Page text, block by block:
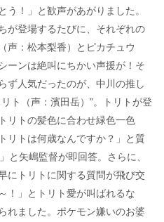
！」と歓声があがりました。
が登場するたびに、それぞれの
声：松本梨香）とピカチュウ
ーンは絶叫にちかい声援が！そ
ず人気だったのが、中川の推し
ト（声：濱田岳）”。トリトが登
リトの髪色に合わせ緑色一色
リトは何歳なんですか？」と質
と矢嶋監督が即回答。さらに、
にトリトに関する質問が飛び交
！」とトリト愛が叫ばれるな
れました。ポケモン嫌いのお婆